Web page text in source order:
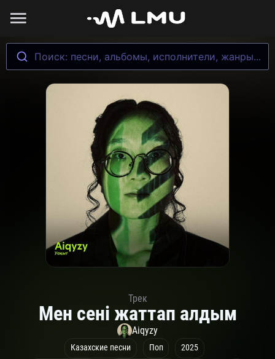
Поиск: песни, альбомы, исполнители, жанры...
Трек
Мен сені жаттап алдым
Aiqyzy
Казахские песни Поп 2025